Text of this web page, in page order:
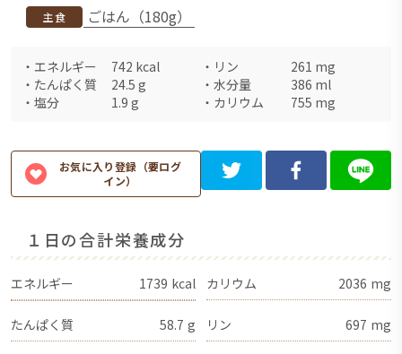
主食 ごはん（180g）
・ エネルギー 742 kcal ・ リン 261 mg
・ たんぱく質 24.5 g ・ 水分量 386 ml
・ 塩分 1.9 g ・ カリウム 755 mg
お気に入り登録（要ログ
イン）
１日の合計栄養成分
エネルギー 1739 kcal カリウム 2036 mg
たんぱく質 58.7 g リン 697 mg